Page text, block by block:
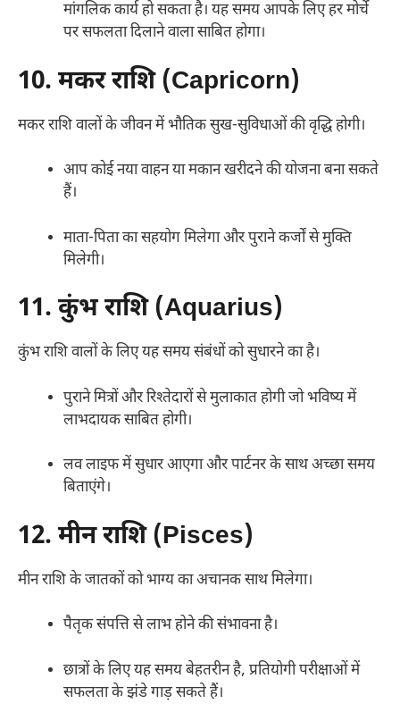
मांगलिक कार्य हो सकता है। यह समय आपके लिए हर मोर्चे
पर सफलता दिलाने वाला साबित होगा।
10. मकर राशि (Capricorn)
मकर राशि वालों के जीवन में भौतिक सुख-सुविधाओं की वृद्धि होगी।
आप कोई नया वाहन या मकान खरीदने की योजना बना सकते
हैं।
माता-पिता का सहयोग मिलेगा और पुराने कर्जों से मुक्ति
मिलेगी।
11. कुंभ राशि (Aquarius)
कुंभ राशि वालों के लिए यह समय संबंधों को सुधारने का है।
पुराने मित्रों और रिश्तेदारों से मुलाकात होगी जो भविष्य में
लाभदायक साबित होगी।
लव लाइफ में सुधार आएगा और पार्टनर के साथ अच्छा समय
बिताएंगे।
12. मीन राशि (Pisces)
मीन राशि के जातकों को भाग्य का अचानक साथ मिलेगा।
पैतृक संपत्ति से लाभ होने की संभावना है।
छात्रों के लिए यह समय बेहतरीन है, प्रतियोगी परीक्षाओं में
सफलता के झंडे गाड़ सकते हैं।